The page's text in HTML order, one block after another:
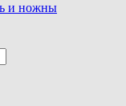
и ножны